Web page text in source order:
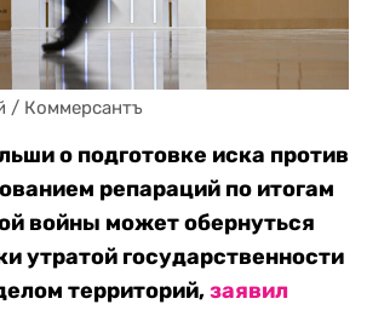
/ Коммерсантъ
о подготовке иска против
репараций по итогам
войны может обернуться
утратой государственности
территорий,заявил